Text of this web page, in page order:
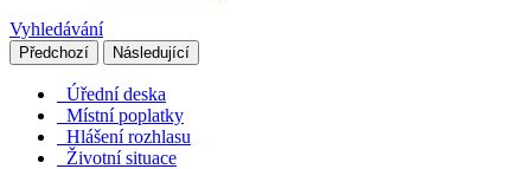
Vyhledávání
Předchozí Následující
Úřední deska
Místní poplatky
Hlášení rozhlasu
Životní situace